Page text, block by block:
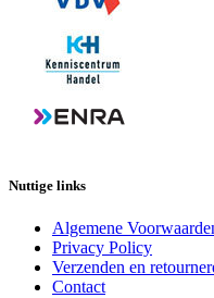
Nuttige links
Algemene
Privacy Policy
Verzenden en
Contact